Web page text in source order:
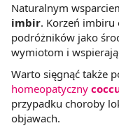
Naturalnym
imbir. Korzeń imbiru
podróżników jako
wymiotom i
Warto sięgnąć także
homeopatyczny
przypadku choroby
objawach.